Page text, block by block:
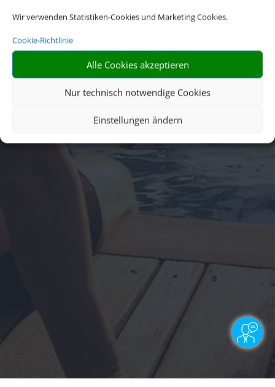
Wir verwenden Statistiken-Cookies und Marketing Cookies.
Cookie-Richtlinie
Alle Cookies akzeptieren
Nur technisch notwendige Cookies
Einstellungen ändern